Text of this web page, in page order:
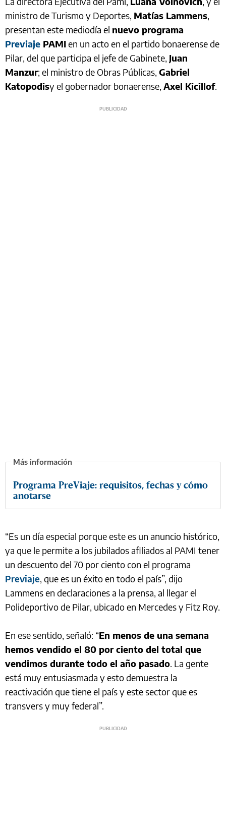
ministro de Turismo y Deportes, Matías Lammens,
presentan este mediodía el nuevo programa
Previaje PAMIen un acto en el partido bonaerense de
Pilar, del que participa el jefe de Gabinete, Juan
Manzur; el ministro de Obras Públicas, Gabriel
Katopodisy el gobernador bonaerense, Axel Kicillof.
Programa PreViaje: requisitos, fechas y cómo
anotarse
“Es un día especial porque este es un anuncio histórico,
ya que le permite a los jubilados afiliados al PAMI tener
un descuento del 70 por ciento con el programa
Previaje, que es un éxito en todo el país”, dijo
Lammens en declaraciones a la prensa, al llegar el
Polideportivo de Pilar, ubicado en Mercedes y Fitz Roy.
En ese sentido, señaló: “En menos de una semana
hemos vendido el 80 por ciento del total que
vendimos durante todo el año pasado. La gente
está muy entusiasmada y esto demuestra la
reactivación que tiene el país y este sector que es
transvers y muy federal”.